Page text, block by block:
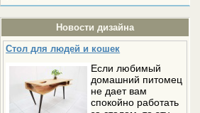
Новости дизайна
Стол для людей и кошек
Если любимый
домашний питомец
не дает вам
спокойно работать